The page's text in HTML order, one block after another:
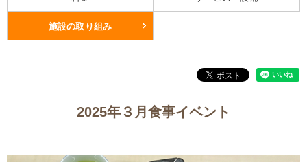
施設の取り組み
2025年３月食事イベント